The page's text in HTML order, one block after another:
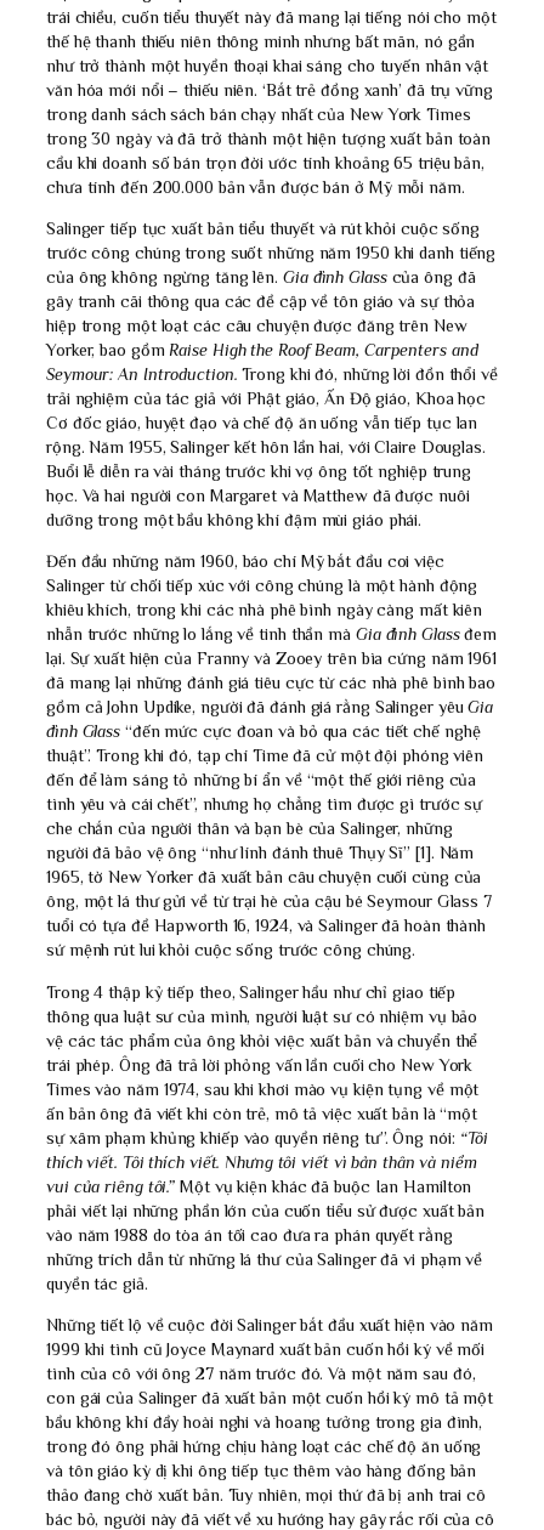
trái chiều, cuốn tiểu thuyết này đã mang lại tiếng nói cho một
thế hệ thanh thiếu niên thông minh nhưng bất mãn, nó gần
như trở thành một huyền thoại khai sáng cho tuyến nhân vật
văn hóa mới nổi – thiếu niên. ‘Bắt trẻ đồng xanh’ đã trụ vững
trong danh sách sách bán chạy nhất của New York Times
trong 30 ngày và đã trở thành một hiện tượng xuất bản toàn
cầu khi doanh số bán trọn đời ước tính khoảng 65 triệu bản,
chưa tính đến 200.000 bản vẫn được bán ở Mỹ mỗi năm.
Salinger tiếp tục xuất bản tiểu thuyết và rút khỏi cuộc sống
trước công chúng trong suốt những năm 1950 khi danh tiếng
của ông không ngừng tăng lên. Gia đình Glass của ông đã
gây tranh cãi thông qua các đề cập về tôn giáo và sự thỏa
hiệp trong một loạt các câu chuyện được đăng trên New
Yorker, bao gồm Raise High the Roof Beam, Carpenters and
Seymour: An Introduction. Trong khi đó, những lời đồn thổi về
trải nghiệm của tác giả với Phật giáo, Ấn Độ giáo, Khoa học
Cơ đốc giáo, huyệt đạo và chế độ ăn uống vẫn tiếp tục lan
rộng. Năm 1955, Salinger kết hôn lần hai, với Claire Douglas.
Buổi lễ diễn ra vài tháng trước khi vợ ông tốt nghiệp trung
học. Và hai người con Margaret và Matthew đã được nuôi
dưỡng trong một bầu không khí đậm mùi giáo phái.
Đến đầu những năm 1960, báo chí Mỹ bắt đầu coi việc
Salinger từ chối tiếp xúc với công chúng là một hành động
khiêu khích, trong khi các nhà phê bình ngày càng mất kiên
nhẫn trước những lo lắng về tinh thần mà Gia đình Glassđem
lại. Sự xuất hiện của Franny và Zooey trên bìa cứng năm 1961
đã mang lại những đánh giá tiêu cực từ các nhà phê bình bao
gồm cả John Updike, người đã đánh giá rằng Salinger yêuGia
đình Glass “đến mức cực đoan và bỏ qua các tiết chế nghệ
thuật”. Trong khi đó, tạp chí Time đã cử một đội phóng viên
đến để làm sáng tỏ những bí ẩn về “một thế giới riêng của
tình yêu và cái chết”, nhưng họ chẳng tìm được gì trước sự
che chắn của người thân và bạn bè của Salinger, những
người đã bảo vệ ông “như lính đánh thuê Thụy Sĩ” [1]. Năm
1965, tờ New Yorker đã xuất bản câu chuyện cuối cùng của
ông, một lá thư gửi về từ trại hè của cậu bé Seymour Glass 7
tuổi có tựa đề Hapworth 16, 1924, và Salinger đã hoàn thành
sứ mệnh rút lui khỏi cuộc sống trước công chúng.
Trong 4 thập kỷ tiếp theo, Salinger hầu như chỉ giao tiếp
thông qua luật sư của mình, người luật sư có nhiệm vụ bảo
vệ các tác phẩm của ông khỏi việc xuất bản và chuyển thể
trái phép. Ông đã trả lời phỏng vấn lần cuối cho New York
Times vào năm 1974, sau khi khơi mào vụ kiện tụng về một
ấn bản ông đã viết khi còn trẻ, mô tả việc xuất bản là “một
sự xâm phạm khủng khiếp vào quyền riêng tư”. Ông nói: “Tôi
thích viết. Tôi thích viết. Nhưng tôi viết vì bản thân và niềm
vui của riêng tôi.” Một vụ kiện khác đã buộc Ian Hamilton
phải viết lại những phần lớn của cuốn tiểu sử được xuất bản
vào năm 1988 do tòa án tối cao đưa ra phán quyết rằng
những trích dẫn từ những lá thư của Salinger đã vi phạm về
quyền tác giả.
Những tiết lộ về cuộc đời Salinger bắt đầu xuất hiện vào năm
1999 khi tình cũ Joyce Maynard xuất bản cuốn hồi ký về mối
tình của cô với ông 27 năm trước đó. Và một năm sau đó,
con gái của Salinger đã xuất bản một cuốn hồi ký mô tả một
bầu không khí đầy hoài nghi và hoang tưởng trong gia đình,
trong đó ông phải hứng chịu hàng loạt các chế độ ăn uống
và tôn giáo kỳ dị khi ông tiếp tục thêm vào hàng đống bản
thảo đang chờ xuất bản. Tuy nhiên, mọi thứ đã bị anh trai cô
bác bỏ, người này đã viết về xu hướng hay gây rắc rối của cô